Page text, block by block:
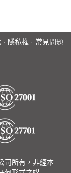
· 隱私權· 常見問題
司所有，非經本